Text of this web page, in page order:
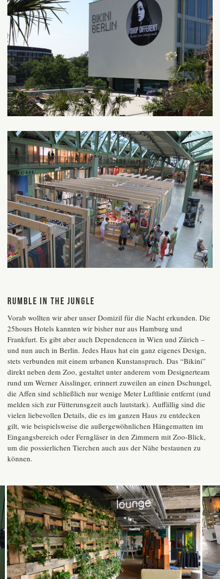
Rumble in the Jungle
Vorab wollten wir aber unser Domizil für die Nacht erkunden. Die
25hours Hotels kannten wir bisher nur aus Hamburg und
Frankfurt. Es gibt aber auch Dependencen in Wien und Zürich –
und nun auch in Berlin. Jedes Haus hat ein ganz eigenes Design,
stets verbunden mit einem urbanen Kunstanspruch. Das “Bikini”
direkt neben dem Zoo, gestaltet unter anderem vom Designerteam
rund um Werner Aisslinger, erinnert zuweilen an einen Dschungel,
die Affen sind schließlich nur wenige Meter Luftlinie entfernt (und
melden sich zur Fütterunsgzeit auch lautstark). Auffällig sind die
vielen liebevollen Details, die es im ganzen Haus zu entdecken
gilt, wie beispielsweise die außergewöhnlichen Hängematten im
Eingangsbereich oder Ferngläser in den Zimmern mit Zoo-Blick,
um die possierlichen Tierchen auch aus der Nähe bestaunen zu
können.